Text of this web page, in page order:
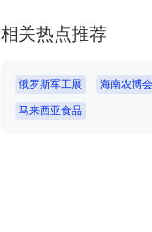
相关热点推荐
俄罗斯军工展 海南农博会
马来西亚食品